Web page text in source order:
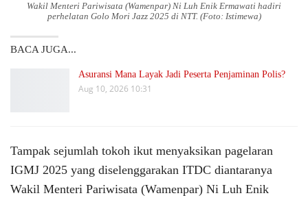
Wakil Menteri Pariwisata (Wamenpar) Ni Luh Enik Ermawati hadiri
perhelatan Golo Mori Jazz 2025 di NTT. (Foto: Istimewa)
BACA JUGA...
Asuransi Mana Layak Jadi Peserta Penjaminan Polis?
Aug 10, 2026 10:31
Tampak sejumlah tokoh ikut menyaksikan pagelaran
IGMJ 2025 yang diselenggarakan ITDC diantaranya
Wakil Menteri Pariwisata (Wamenpar) Ni Luh Enik